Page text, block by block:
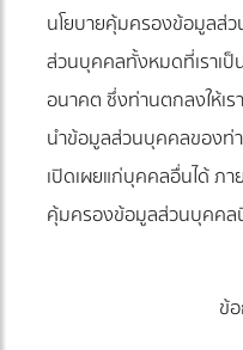
นโยบายคุ้มครองข้อมูลส่
ส่วนบุคคลทั้งหมดที่เราเป็
อนาคต ซึ่งท่านตกลงให้เร
นำข้อมูลส่วนบุคคลของท่า
เปิดเผยแก่บุคคลอื่นได้ ภา
คุ้มครองข้อมูลส่วนบุคค
ข้